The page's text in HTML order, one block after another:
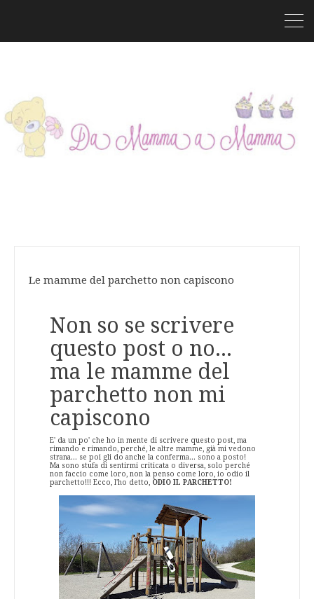
Le mamme del parchetto non capiscono
Non so se scrivere
questo post o no...
ma le mamme del
parchetto non mi
capiscono
E' da un po' che ho in mente di scrivere questo post, ma
rimando e rimando, perché, le altre mamme, già mi vedono
strana... se poi gli do anche la conferma... sono a posto!
Ma sono stufa di sentirmi criticata o diversa, solo perché
non faccio come loro, non la penso come loro, io odio il
parchetto!!! Ecco, l'ho detto, ODIO IL PARCHETTO!